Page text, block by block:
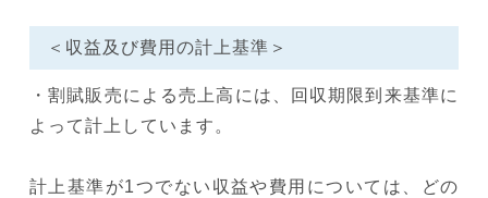
＜収益及び費用の計上基準＞
・割賦販売による売上高には、回収期限到来基準に
よって計上しています。
計上基準が1つでない収益や費用については、どの